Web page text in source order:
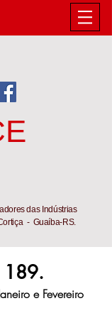
das Indústrias
- Guaíba-RS.
189.
e Fevereiro